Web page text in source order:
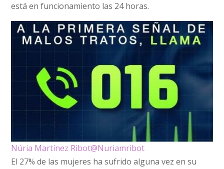
está en funcionamiento las 24 horas.
Núria Martínez Ribot@Nuriamribot
El 27% de las mujeres ha sufrido alguna vez en su